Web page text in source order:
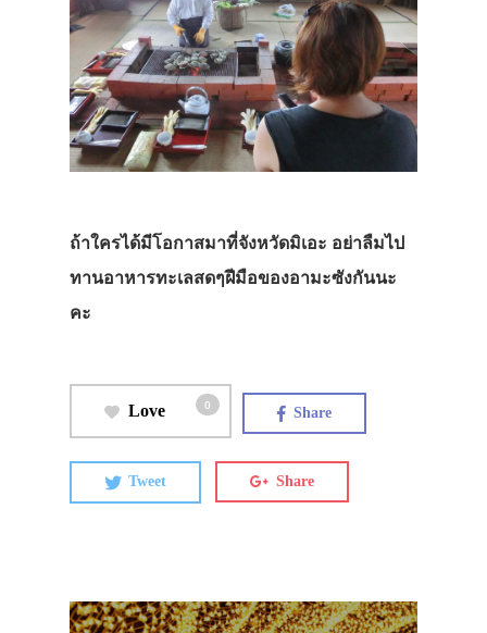
ถ้าใครได้มีโอกาสมาที่จังหวัดมิเอะ อย่าลืมไป
ทานอาหารทะเลสดๆฝีมือของอามะซังกันนะ
คะ
Love 0 Share
Tweet Share